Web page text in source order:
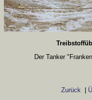
Der Tanker
Zurück